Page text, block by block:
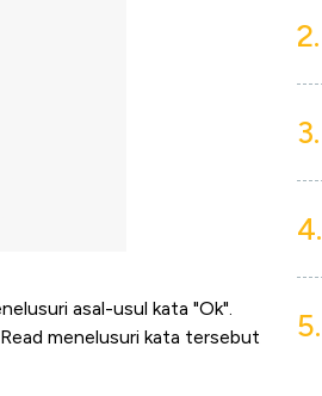
asal-usul kata "Ok".
menelusuri kata tersebut
2.
3.
4.
5.